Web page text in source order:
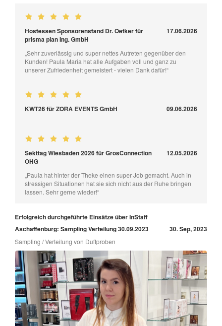
Hostessen Sponsorenstand Dr. Oetker für
prisma plan Ing. GmbH
17.06.2026
„Sehr zuverlässig und super nettes Autreten gegenüber den
Kunden! Paula Maria hat alle Aufgaben voll und ganz zu
unserer Zufriedenheit gemeistert - vielen Dank dafür!“
KWT26 für ZORA EVENTS GmbH 09.06.2026
Sekttag Wiesbaden 2026 für GrosConnection
OHG
12.05.2026
„Paula hat hinter der Theke einen super Job gemacht. Auch in
stressigen Situationen hat sie sich nicht aus der Ruhe bringen
lassen. Sehr gerne wieder!“
Erfolgreich durchgeführte Einsätze über InStaff
Aschaffenburg: Sampling Verteilung 30.09.2023
30. Sep, 2023
Sampling / Verteilung von Duftproben